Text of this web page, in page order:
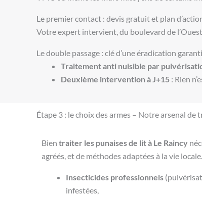
Le premier contact : devis gratuit et plan
Votre expert intervient, du boulevard de
Le double passage : clé d’une éradication
Traitement anti nuisible par
Deuxième intervention à J+15 : Rien
Étape 3 : le choix des armes – Notre arsenal de
Bien traiter les punaises de lit à Le Raincy
agréés, et de méthodes adaptées à la vie locale.
Insecticides professionnels
infestées,